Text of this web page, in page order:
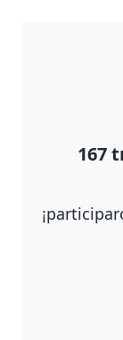
167